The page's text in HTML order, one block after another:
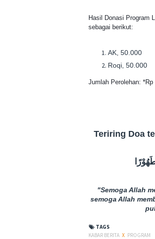
Hasil Donasi Program
sebagai berikut:
AK, 50.000
Roqi, 50.000
Jumlah Perolehan: *Rp
Teriring Doa
"Semoga Allah
semoga Allah
TAGS
KABAR BERITA X PROGRAM